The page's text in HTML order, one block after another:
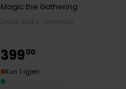
Magic the Gathering
39900
Kun 1 igjen